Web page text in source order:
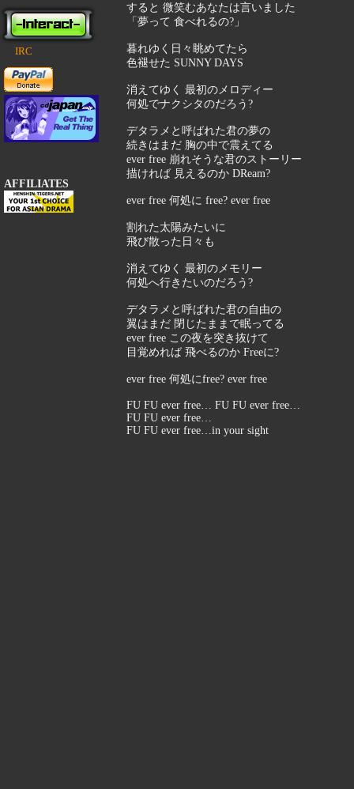
IRC
AFFILIATES
すると 微笑むあなたは言いました
「夢って 食べれるの?」
暮れゆく日々眺めてたら
色褪せた SUNNY DAYS
消えてゆく 最初のメロディー
何処でナクシタのだろう?
デタラメと呼ばれた君の夢の
続きはまだ 胸の中で震えてる
ever free 崩れそうな君のストーリー
描ければ 見えるのか DReam?
ever free 何処に free? ever free
割れた太陽みたいに
飛び散った日々も
消えてゆく 最初のメモリー
何処へ行きたいのだろう?
デタラメと呼ばれた君の自由の
翼はまだ 閉じたままで眠ってる
ever free この夜を突き抜けて
目覚めれば 飛べるのか Freeに?
ever free 何処にfree? ever free
FU FU ever free… FU FU ever free…
FU FU ever free…
FU FU ever free…in your sight